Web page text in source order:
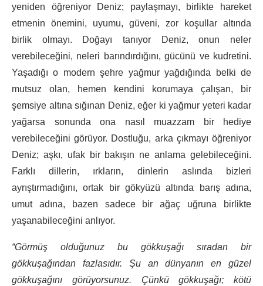
yeniden öğreniyor Deniz; paylaşmayı, birlikte hareket
etmenin önemini, uyumu, güveni, zor koşullar altında
birlik olmayı. Doğayı tanıyor Deniz, onun neler
verebileceğini, neleri barındırdığını, gücünü ve kudretini.
Yaşadığı o modern şehre yağmur yağdığında belki de
mutsuz olan, hemen kendini korumaya çalışan, bir
şemsiye altına sığınan Deniz, eğer ki yağmur yeteri kadar
yağarsa sonunda ona nasıl muazzam bir hediye
verebileceğini görüyor. Dostluğu, arka çıkmayı öğreniyor
Deniz; aşkı, ufak bir bakışın ne anlama gelebileceğini.
Farklı dillerin, ırkların, dinlerin aslında bizleri
ayrıştırmadığını, ortak bir gökyüzü altında barış adına,
umut adına, bazen sadece bir ağaç uğruna birlikte
yaşanabileceğini anlıyor.
“Görmüş olduğunuz bu gökkuşağı sıradan bir
gökkuşağından fazlasıdır. Şu an dünyanın en güzel
gökkuşağını görüyorsunuz. Çünkü gökkuşağı; kötü